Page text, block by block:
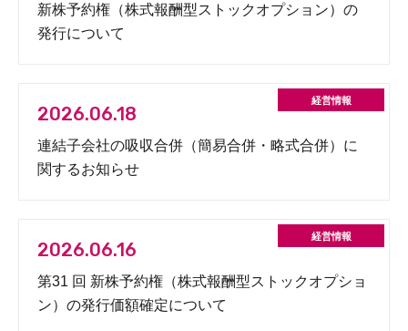
新株予約権（株式報酬型ストックオプション）の
発行について
2026.06.18
連結子会社の吸収合併（簡易合併・略式合併）に
関するお知らせ
2026.06.16
第31 回 新株予約権（株式報酬型ストックオプショ
ン）の発行価額確定について